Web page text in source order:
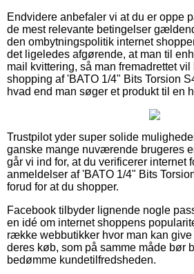
Endvidere anbefaler vi at du er oppe
de mest relevante betingelser
den ombytningspolitik internet
det ligeledes afgørende, at man til
mail kvittering, så man fremadrettet
shopping af 'BATO 1/4" Bits Torsion
hvad end man søger et produkt til en
Trustpilot yder super solide
ganske mange nuværende brugeres
går vi ind for, at du verificerer internet
anmeldelser af 'BATO 1/4" Bits
forud for at du shopper.
Facebook tilbyder lignende nogle
en idé om internet shoppens
række webbutikker hvor man kan
deres køb, som på samme måde bør
bedømme kundetilfredsheden.